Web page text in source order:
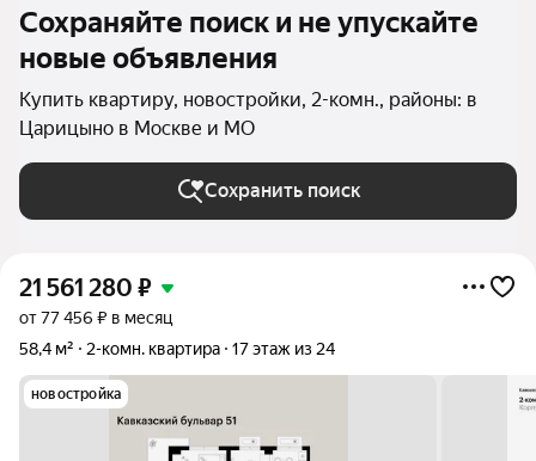
Сохраняйте поиск и не упускайте
новые объявления
Купить квартиру, новостройки, 2-комн., районы: в
Царицыно в Москве и МО
Сохранить поиск
21 561 280 ₽
от 77 456 ₽ в месяц
58,4 м²
2-комн. квартира 17 этаж из 24
новостройка